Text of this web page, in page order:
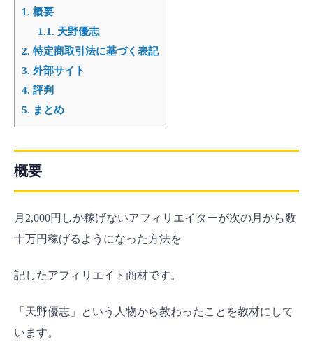
1. 概要
1.1. 天野優志
2. 特定商取引法に基づく表記
3. 外部サイト
4. 評判
5. まとめ
概要
月2,000円しか稼げないアフィリエイターが次の月から数
十万円稼げるようになった方法を
記したアフィリエイト商材です。
「天野優志」という人物から教わったことを教材にして
います。